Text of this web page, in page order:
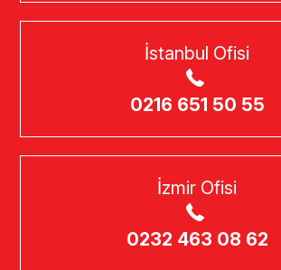
İstanbul Ofisi
0216 651 50 55
İzmir Ofisi
0232 463 08 62